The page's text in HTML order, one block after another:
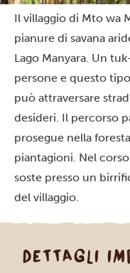
Il villaggio di Mto wa
pianure di savana
Lago Manyara. Un
persone e questo
può attraversare
desideri. Il percorso
prosegue nella
piantagioni. Nel
soste presso un
del villaggio.
DETTAGLI